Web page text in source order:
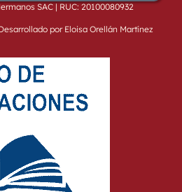
SAC | RUC: 20100080932
por Eloisa Orellán Martínez